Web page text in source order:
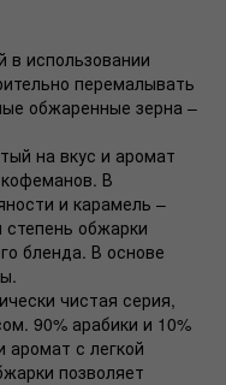
в использовании
перемалывать
обжаренные зерна –
на вкус и аромат
В
и карамель –
обжарки
бленда. В основе
чистая серия,
90% арабики и 10%
аромат с легкой
позволяет